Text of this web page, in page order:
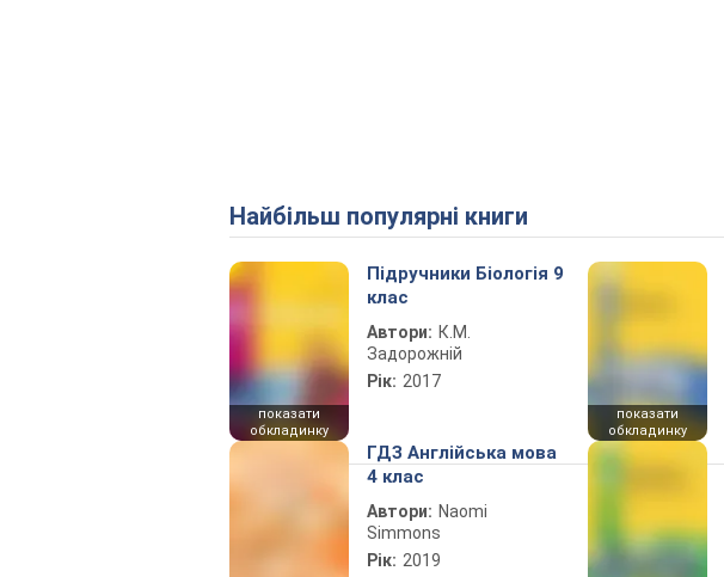
Найбільш популярні книги
показати
обкладинку
Підручники Біологія 9
клас
Автори: К.М.
Задорожній
Рік: 2017
показати
обкладинку
ГДЗ Англійська мова
4 клас
Автори: Naomi
Simmons
Рік: 2019